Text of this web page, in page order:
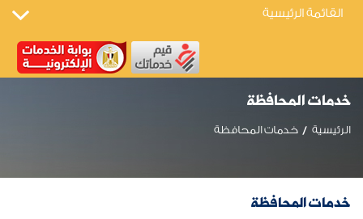
القائمة الرئيسية
خدمات المحافظة
الرئيسية خدمات المحافظة
خدمات المحافظة